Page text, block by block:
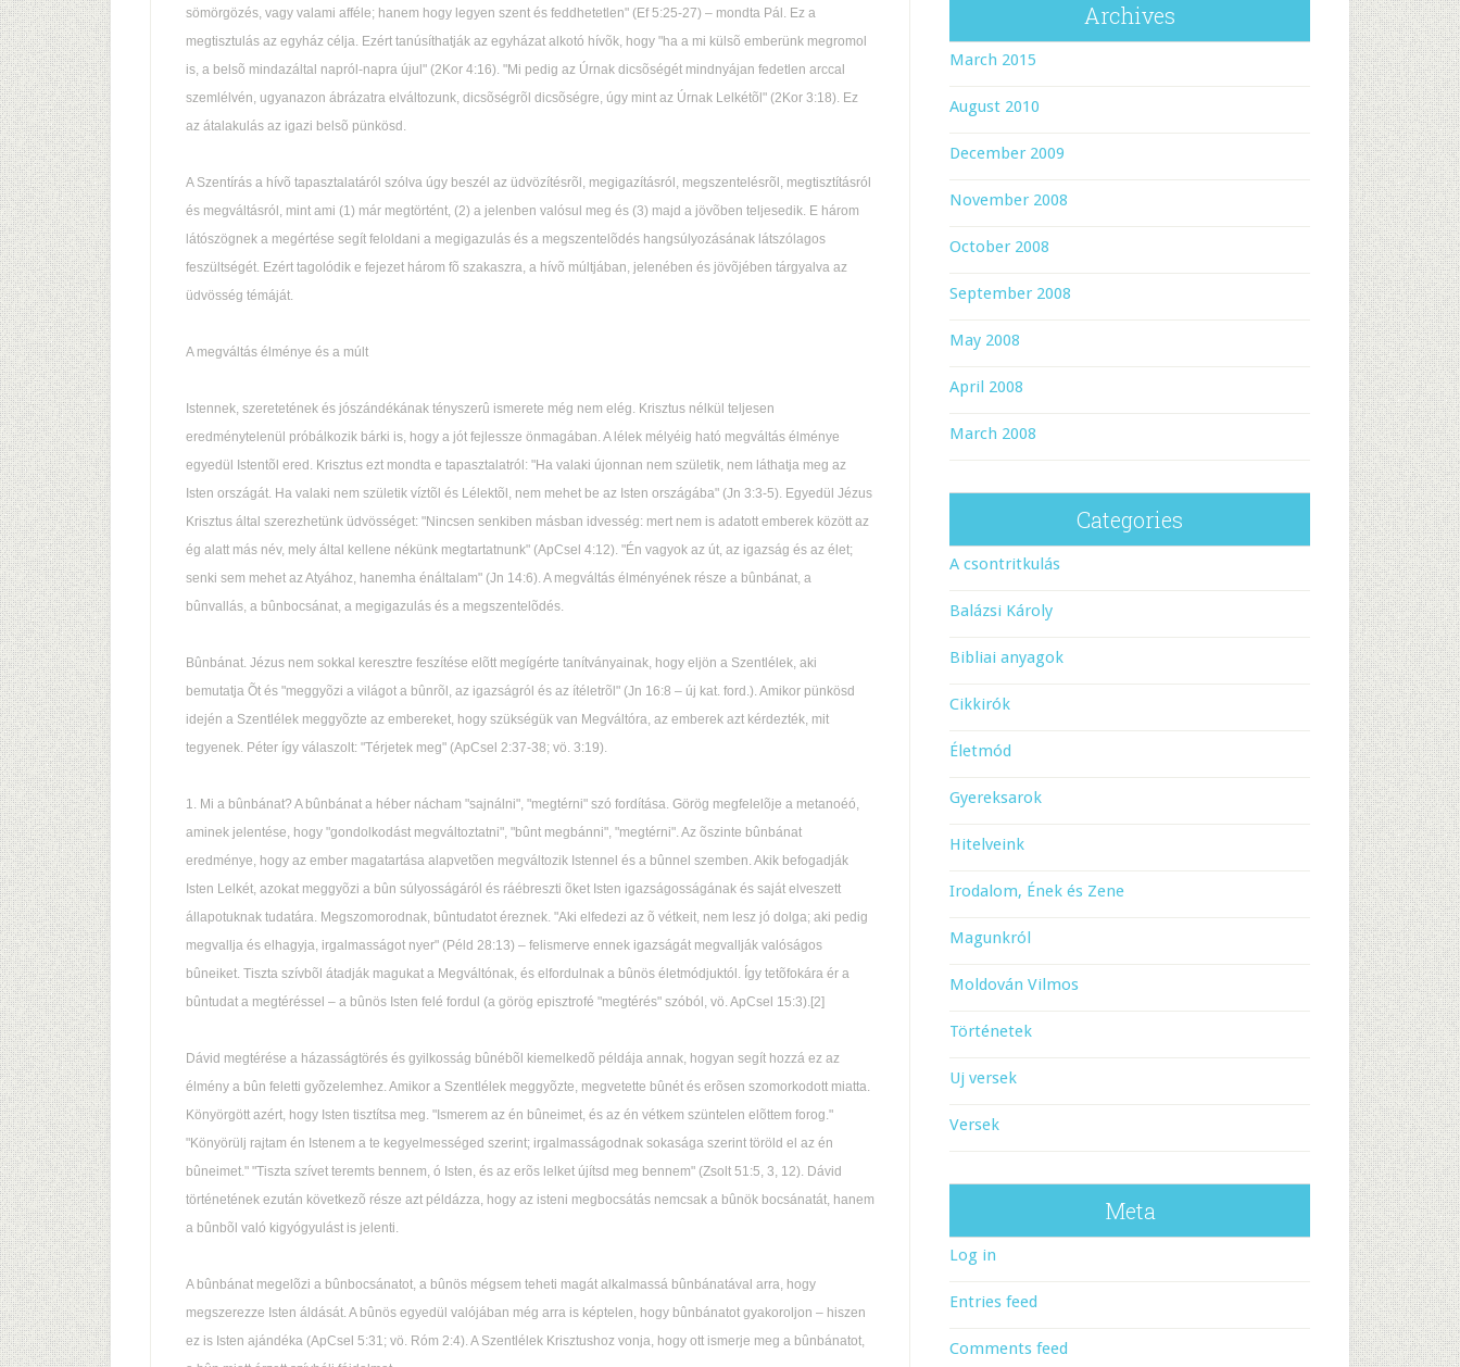
sömörgözés, vagy valami afféle; hanem hogy legyen szent és feddhetetlen" (Ef 5:25-27) – mondta Pál. Ez a
megtisztulás az egyház célja. Ezért tanúsíthatják az egyházat alkotó hívõk, hogy "ha a mi külsõ emberünk megromol
is, a belsõ mindazáltal napról-napra újul" (2Kor 4:16). "Mi pedig az Úrnak dicsõségét mindnyájan fedetlen arccal
szemlélvén, ugyanazon ábrázatra elváltozunk, dicsõségrõl dicsõségre, úgy mint az Úrnak Lelkétõl" (2Kor 3:18). Ez
az átalakulás az igazi belsõ pünkösd.
A Szentírás a hívõ tapasztalatáról szólva úgy beszél az üdvözítésrõl, megigazításról, megszentelésrõl, megtisztításról
és megváltásról, mint ami (1) már megtörtént, (2) a jelenben valósul meg és (3) majd a jövõben teljesedik. E három
látószögnek a megértése segít feloldani a megigazulás és a megszentelõdés hangsúlyozásának látszólagos
feszültségét. Ezért tagolódik e fejezet három fõ szakaszra, a hívõ múltjában, jelenében és jövõjében tárgyalva az
üdvösség témáját.
A megváltás élménye és a múlt
Istennek, szeretetének és jószándékának tényszerû ismerete még nem elég. Krisztus nélkül teljesen
eredménytelenül próbálkozik bárki is, hogy a jót fejlessze önmagában. A lélek mélyéig ható megváltás élménye
egyedül Istentõl ered. Krisztus ezt mondta e tapasztalatról: "Ha valaki újonnan nem születik, nem láthatja meg az
Isten országát. Ha valaki nem születik víztõl és Lélektõl, nem mehet be az Isten országába" (Jn 3:3-5). Egyedül Jézus
Krisztus által szerezhetünk üdvösséget: "Nincsen senkiben másban idvesség: mert nem is adatott emberek között az
ég alatt más név, mely által kellene nékünk megtartatnunk" (ApCsel 4:12). "Én vagyok az út, az igazság és az élet;
senki sem mehet az Atyához, hanemha énáltalam" (Jn 14:6). A megváltás élményének része a bûnbánat, a
bûnvallás, a bûnbocsánat, a megigazulás és a megszentelõdés.
Bûnbánat. Jézus nem sokkal keresztre feszítése elõtt megígérte tanítványainak, hogy eljön a Szentlélek, aki
bemutatja Õt és "meggyõzi a világot a bûnrõl, az igazságról és az ítéletrõl" (Jn 16:8 – új kat. ford.). Amikor pünkösd
idején a Szentlélek meggyõzte az embereket, hogy szükségük van Megváltóra, az emberek azt kérdezték, mit
tegyenek. Péter így válaszolt: "Térjetek meg" (ApCsel 2:37-38; vö. 3:19).
1. Mi a bûnbánat? A bûnbánat a héber nácham "sajnálni", "megtérni" szó fordítása. Görög megfelelõje a metanoéó,
aminek jelentése, hogy "gondolkodást megváltoztatni", "bûnt megbánni", "megtérni". Az õszinte bûnbánat
eredménye, hogy az ember magatartása alapvetõen megváltozik Istennel és a bûnnel szemben. Akik befogadják
Isten Lelkét, azokat meggyõzi a bûn súlyosságáról és ráébreszti õket Isten igazságosságának és saját elveszett
állapotuknak tudatára. Megszomorodnak, bûntudatot éreznek. "Aki elfedezi az õ vétkeit, nem lesz jó dolga; aki pedig
megvallja és elhagyja, irgalmasságot nyer" (Péld 28:13) – felismerve ennek igazságát megvallják valóságos
bûneiket. Tiszta szívbõl átadják magukat a Megváltónak, és elfordulnak a bûnös életmódjuktól. Így tetõfokára ér a
bûntudat a megtéréssel – a bûnös Isten felé fordul (a görög episztrofé "megtérés" szóból, vö. ApCsel 15:3).[2]
Dávid megtérése a házasságtörés és gyilkosság bûnébõl kiemelkedõ példája annak, hogyan segít hozzá ez az
élmény a bûn feletti gyõzelemhez. Amikor a Szentlélek meggyõzte, megvetette bûnét és erõsen szomorkodott miatta.
Könyörgött azért, hogy Isten tisztítsa meg. "Ismerem az én bûneimet, és az én vétkem szüntelen elõttem forog."
"Könyörülj rajtam én Istenem a te kegyelmességed szerint; irgalmasságodnak sokasága szerint töröld el az én
bûneimet." "Tiszta szívet teremts bennem, ó Isten, és az erõs lelket újítsd meg bennem" (Zsolt 51:5, 3, 12). Dávid
történetének ezután következõ része azt példázza, hogy az isteni megbocsátás nemcsak a bûnök bocsánatát, hanem
a bûnbõl való kigyógyulást is jelenti.
A bûnbánat megelõzi a bûnbocsánatot, a bûnös mégsem teheti magát alkalmassá bûnbánatával arra, hogy
megszerezze Isten áldását. A bûnös egyedül valójában még arra is képtelen, hogy bûnbánatot gyakoroljon – hiszen
ez is Isten ajándéka (ApCsel 5:31; vö. Róm 2:4). A Szentlélek Krisztushoz vonja, hogy ott ismerje meg a bûnbánatot,
Archives
March 2015
August 2010
December 2009
November 2008
October 2008
September 2008
May 2008
April 2008
March 2008
Categories
A csontritkulás
Balázsi Károly
Bibliai anyagok
Cikkirók
Életmód
Gyereksarok
Hitelveink
Irodalom, Ének és Zene
Magunkról
Moldován Vilmos
Történetek
Uj versek
Versek
Meta
Log in
Entries feed
Comments feed